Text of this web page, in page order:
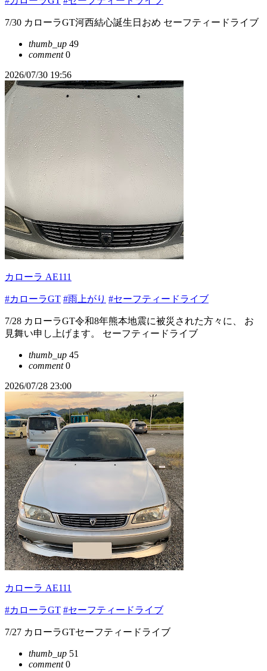
7/30 カローラGT河西結心誕生日おめ セーフティードライブ
thumb_up 49
comment0
2026/07/30 19:56
カローラ AE111
#カローラGT #雨上がり #セーフティードライブ
7/28 カローラGT令和8年熊本地震に被災された方々に、 お
見舞い申し上げます。 セーフティードライブ
thumb_up 45
comment0
2026/07/28 23:00
カローラ AE111
#カローラGT #セーフティードライブ
7/27 カローラGTセーフティードライブ
thumb_up 51
comment0